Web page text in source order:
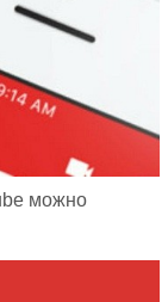
можно